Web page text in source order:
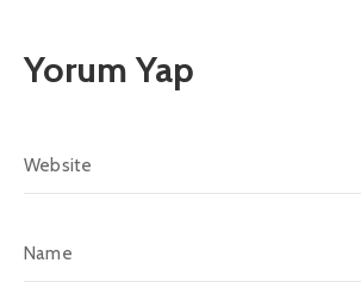
Yorum Yap